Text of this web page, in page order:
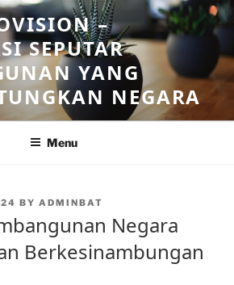
–
SEPUTAR
YANG
NEGARA
Menu
BY ADMINBAT
Negara
Berkesinambungan